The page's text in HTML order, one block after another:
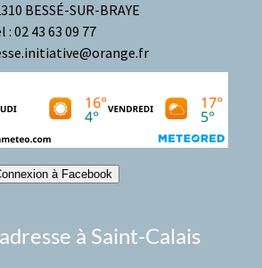
BESSÉ-SUR-BRAYE
: 02 43 63 09 77
à Facebook
à Saint-Calais